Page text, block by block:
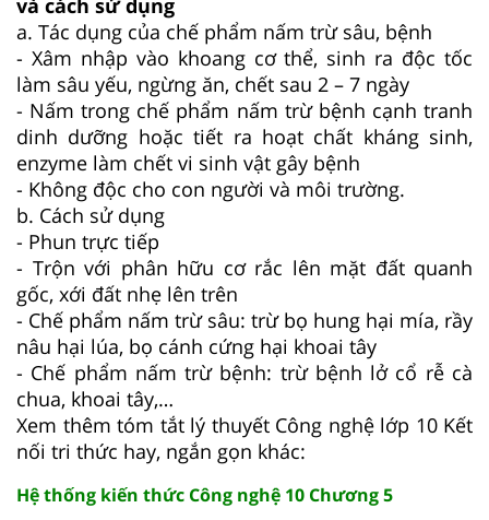
a. Tác dụng của chế phẩm nấm trừ sâu, bệnh
- Xâm nhập vào khoang cơ thể, sinh ra độc tốc
làm sâu yếu, ngừng ăn, chết sau 2 – 7 ngày
- Nấm trong chế phẩm nấm trừ bệnh cạnh tranh
dinh dưỡng hoặc tiết ra hoạt chất kháng sinh,
enzyme làm chết vi sinh vật gây bệnh
- Không độc cho con người và môi trường.
b. Cách sử dụng
- Phun trực tiếp
- Trộn với phân hữu cơ rắc lên mặt đất quanh
gốc, xới đất nhẹ lên trên
- Chế phẩm nấm trừ sâu: trừ bọ hung hại mía, rầy
nâu hại lúa, bọ cánh cứng hại khoai tây
- Chế phẩm nấm trừ bệnh: trừ bệnh lở cổ rễ cà
chua, khoai tây,…
Xem thêm tóm tắt lý thuyết Công nghệ lớp 10 Kết
nối tri thức hay, ngắn gọn khác:
Hệ thống kiến thức Công nghệ 10 Chương 5